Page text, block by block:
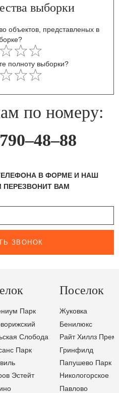
выборки
объектов, представленых в
полноту выборки?
по номеру:
В ФОРМЕ И НАШ
ВАМ
ЗВОНОК
Парк
Слобода
Парк
Эстейт
Поселок
Жуковка
Бенилюкс
Райт Хиллз
Гринфилд
Папушево Парк
Никологорское
Павлово